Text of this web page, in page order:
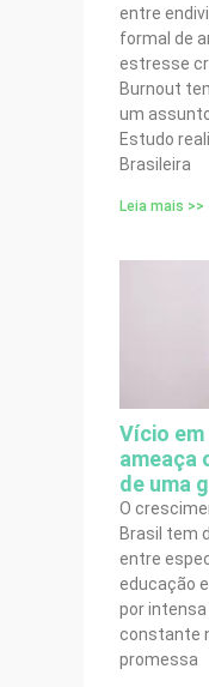
entre
formal de
estresse
Burnout
um
Estudo
Brasileira
Leia mais >>
Vício
ameaça
de uma
O
Brasil tem
entre
educação
por
constante
promessa